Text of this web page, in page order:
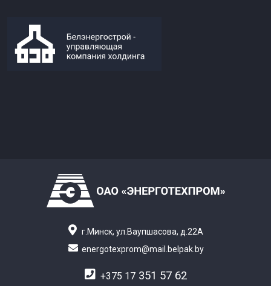
г.Минск, ул.Ваупшасова, д.22А
energotexprom@mail.belpak.by
+375 17 351 57 62